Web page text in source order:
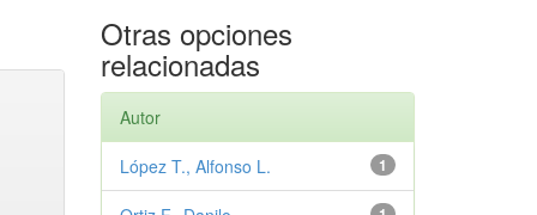
Otras opciones
relacionadas
Autor
1
López T., Alfonso L.